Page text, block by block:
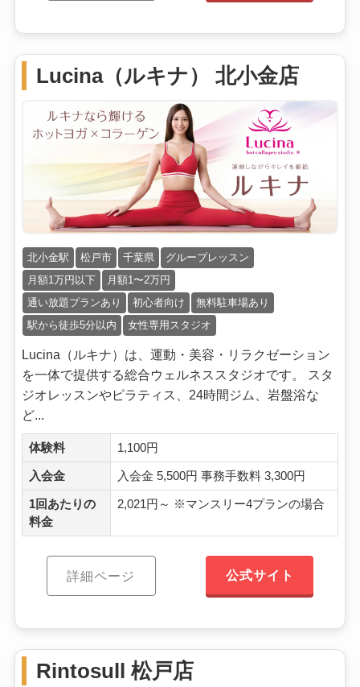
Lucina（ルキナ） 北小金店
北小金駅 松戸市 千葉県
グループレッスン
月額1万円以下
月額1〜2万円
通い放題プランあり
初心者向け
無料駐車場あり
駅から徒歩5分以内
女性専用スタジオ
Lucina（ルキナ）は、運動・美容・リラクゼーション
を一体で提供する総合ウェルネススタジオです。 スタ
ジオレッスンやピラティス、24時間ジム、岩盤浴な
ど...
体験料 1,100円
入会金 入会金 5,500円 事務手数料 3,300円
1回あたりの
料金
2,021円～ ※マンスリー4プランの場合
詳細ページ 公式サイト
Rintosull 松戸店